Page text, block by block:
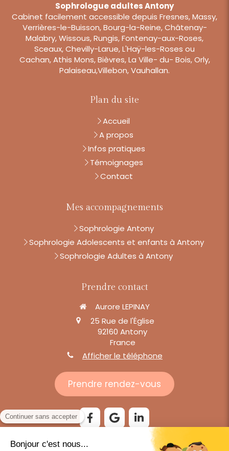
Sophrologue adultes Antony
Cabinet facilement accessible depuis Fresnes, Massy,
Verrières-le-Buisson, Bourg-la-Reine, Châtenay-
Malabry, Wissous, Rungis, Fontenay-aux-Roses,
Sceaux, Chevilly-Larue, L'Haÿ-les-Roses ou
Cachan, Athis Mons, Bièvres, La Ville- du- Bois, Orly,
Palaiseau,Villebon, Vauhallan.
Plan du site
Accueil
A propos
Infos pratiques
Témoignages
Contact
Mes accompagnements
Sophrologie Antony
Sophrologie Adolescents et enfants à Antony
Sophrologie Adultes à Antony
Prendre contact
Aurore LEPINAY
25 Rue de l'Église
92160 Antony
France
Afficher le téléphone
Prendre rendez-vous